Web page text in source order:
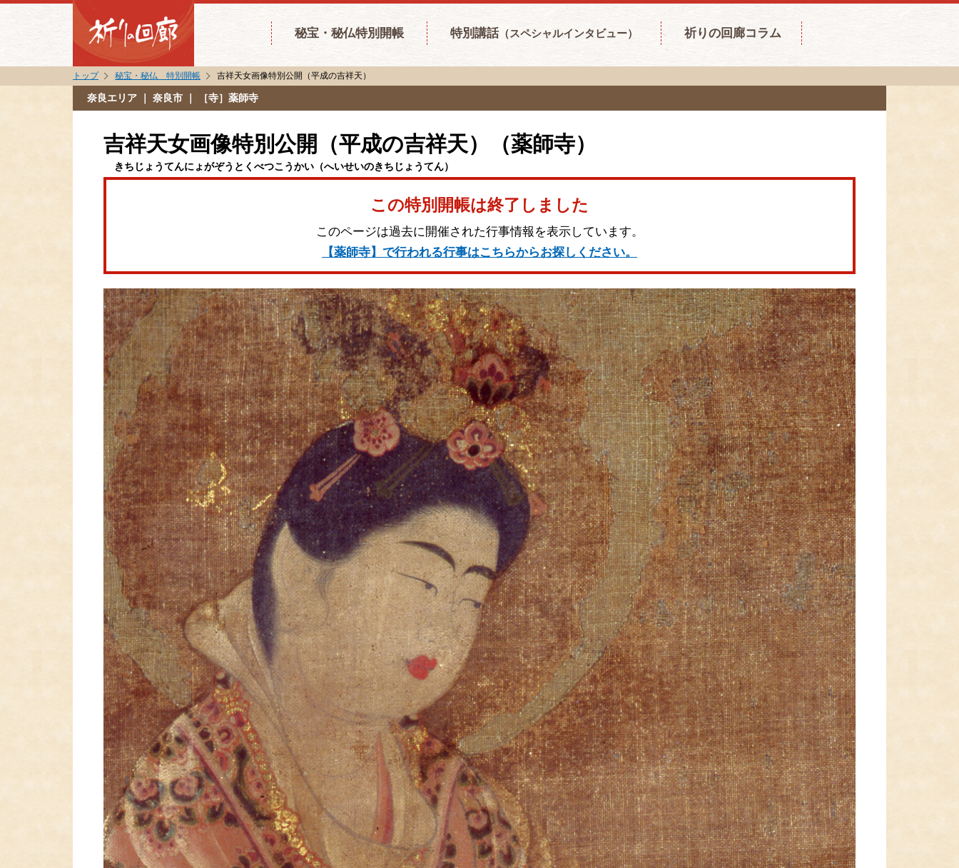
秘宝・秘仏特別開帳 特別講話（スペシャルインタビュー） 祈りの回廊コラム
トップ 秘宝・秘仏 特別開帳 吉祥天女画像特別公開（平成の吉祥天）
奈良エリア ｜ 奈良市 ｜ ［寺］薬師寺
吉祥天女画像特別公開（平成の吉祥天）（薬師寺）
きちじょうてんにょがぞうとくべつこうかい（へいせいのきちじょうてん）
この特別開帳は終了しました
このページは過去に開催された行事情報を表示しています。
【薬師寺】で行われる行事はこちらからお探しください。